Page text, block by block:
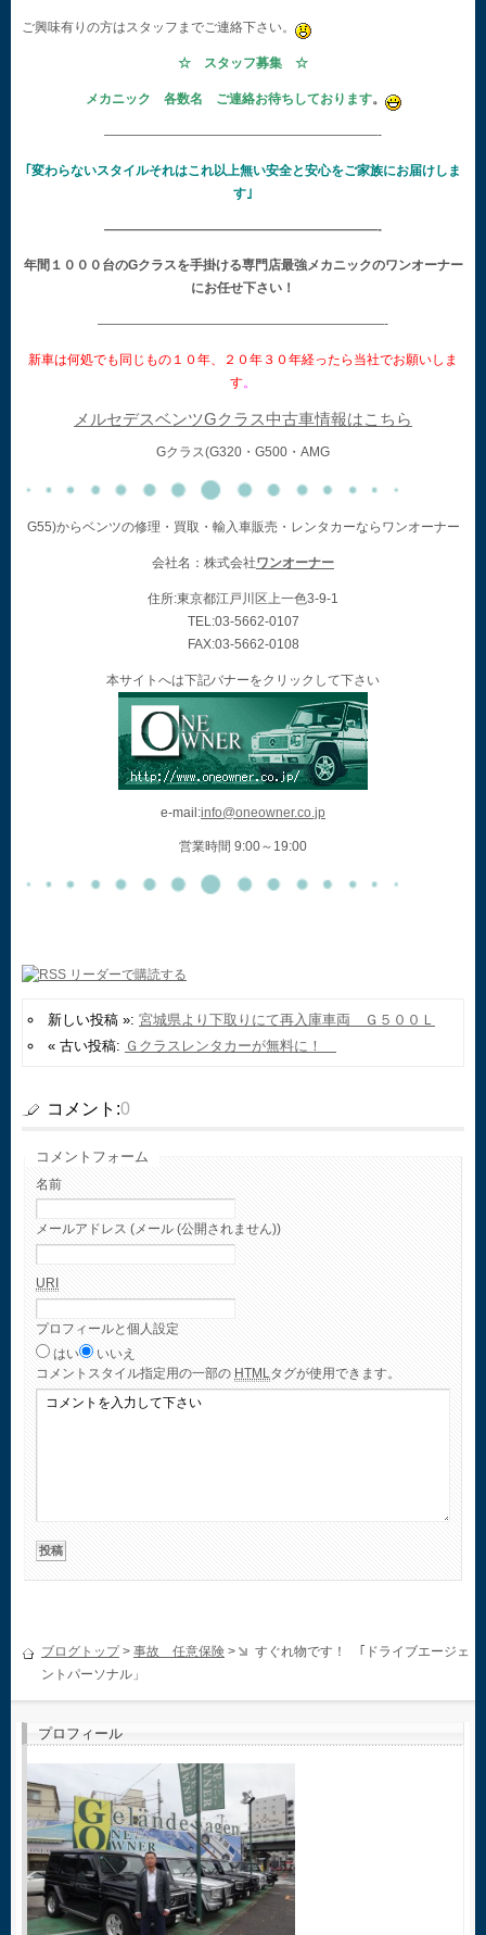
ご興味有りの方はスタッフまでご連絡下さい。
☆ スタッフ募集 ☆
メカニック 各数名 ご連絡お待ちしております。
—————————————————————-
｢変わらないスタイルそれはこれ以上無い安全と安心をご家族にお届けしま
す｣
—————————————————————-
年間１０００台のGクラスを手掛ける専門店最強メカニックのワンオーナー
にお任せ下さい！
——————————————————————-
新車は何処でも同じもの１０年、２０年３０年経ったら当社でお願いしま
す。
メルセデスベンツGクラス中古車情報はこちら
Gクラス(G320・G500・AMG
G55)からベンツの修理・買取・輸入車販売・レンタカーならワンオーナー
会社名：株式会社ワンオーナー
住所:東京都江戸川区上一色3-9-1
TEL:03-5662-0107
FAX:03-5662-0108
本サイトへは下記バナーをクリックして下さい
e-mail:info@oneowner.co.jp
営業時間 9:00～19:00
新しい投稿 »: 宮城県より下取りにて再入庫車両 Ｇ５００Ｌ
« 古い投稿: Ｇクラスレンタカーが無料に！
コメント:0
コメントフォーム
名前
メールアドレス (メール (公開されません))
URI
プロフィールと個人設定
はい
いいえ
コメント スタイル指定用の一部の HTMLタグが使用できます。
ブログトップ> 事故 任意保険 >
すぐれ物です！ ｢ドライブエージェ
ントパーソナル」
プロフィール